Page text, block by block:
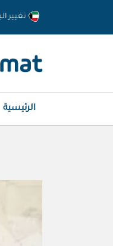
الرئيسية